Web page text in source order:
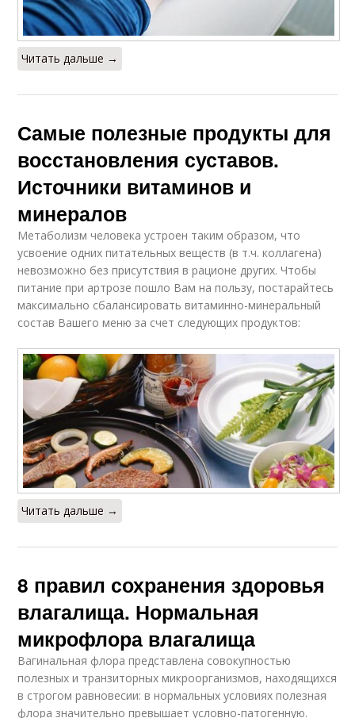
Читать дальше →
Самые полезные продукты для
восстановления суставов.
Источники витаминов и
минералов
Метаболизм человека устроен таким образом, что
усвоение одних питательных веществ (в т.ч. коллагена)
невозможно без присутствия в рационе других. Чтобы
питание при артрозе пошло Вам на пользу, постарайтесь
максимально сбалансировать витаминно-минеральный
состав Вашего меню за счет следующих продуктов:
Читать дальше →
8 правил сохранения здоровья
влагалища. Нормальная
микрофлора влагалища
Вагинальная флора представлена совокупностью
полезных и транзиторных микроорганизмов, находящихся
в строгом равновесии: в нормальных условиях полезная
флора значительно превышает условно-патогенную.